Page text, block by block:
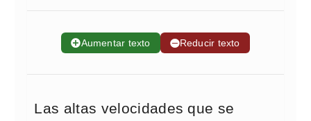
➕Aumentar texto ➖Reducir texto
Las altas velocidades que se